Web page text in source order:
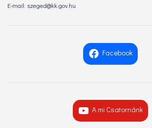
E-mail: szeged@kk.gov.hu
Facebook
A mi Csatornánk